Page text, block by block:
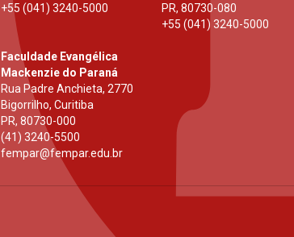
+55 (041) 3240-5000
PR, 80730-080
+55 (041) 3240-5000
Faculdade Evangélica
Mackenzie do Paraná
Rua Padre Anchieta, 2770
Bigorrilho, Curitiba
PR,80730-000
(41) 3240-5500
fempar@fempar.edu.br